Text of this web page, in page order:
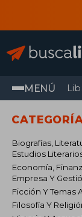
MENÚ
Biografías, Literatura Y
Estudios
Economía, Finanzas,
Empresa Y
Ficción Y Temas
Filosofía Y